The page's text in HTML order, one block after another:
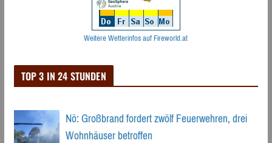
Weitere Wetterinfos auf Fireworld.at
TOP 3 IN 24 STUNDEN
Nö: Großbrand fordert zwölf Feuerwehren, drei
Wohnhäuser betroffen